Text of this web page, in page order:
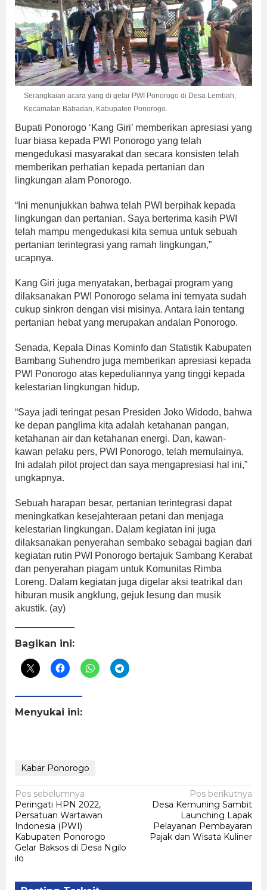
Serangkaian acara yang di gelar PWI Ponorogo di Desa Lembah,
Kecamatan Babadan, Kabupaten Ponorogo.
Bupati Ponorogo ‘Kang Giri’ memberikan apresiasi yang
luar biasa kepada PWI Ponorogo yang telah
mengedukasi masyarakat dan secara konsisten telah
memberikan perhatian kepada pertanian dan
lingkungan alam Ponorogo.
“Ini menunjukkan bahwa telah PWI berpihak kepada
lingkungan dan pertanian. Saya berterima kasih PWI
telah mampu mengedukasi kita semua untuk sebuah
pertanian terintegrasi yang ramah lingkungan,”
ucapnya.
Kang Giri juga menyatakan, berbagai program yang
dilaksanakan PWI Ponorogo selama ini ternyata sudah
cukup sinkron dengan visi misinya. Antara lain tentang
pertanian hebat yang merupakan andalan Ponorogo.
Senada, Kepala Dinas Kominfo dan Statistik Kabupaten
Bambang Suhendro juga memberikan apresiasi kepada
PWI Ponorogo atas kepeduliannya yang tinggi kepada
kelestarian lingkungan hidup.
“Saya jadi teringat pesan Presiden Joko Widodo, bahwa
ke depan panglima kita adalah ketahanan pangan,
ketahanan air dan ketahanan energi. Dan, kawan-
kawan pelaku pers, PWI Ponorogo, telah memulainya.
Ini adalah pilot project dan saya mengapresiasi hal ini,”
ungkapnya.
Sebuah harapan besar, pertanian terintegrasi dapat
meningkatkan kesejahteraan petani dan menjaga
kelestarian lingkungan. Dalam kegiatan ini juga
dilaksanakan penyerahan sembako sebagai bagian dari
kegiatan rutin PWI Ponorogo bertajuk Sambang Kerabat
dan penyerahan piagam untuk Komunitas Rimba
Loreng. Dalam kegiatan juga digelar aksi teatrikal dan
hiburan musik angklung, gejuk lesung dan musik
akustik. (ay)
Bagikan ini:
Menyukai ini:
Kabar Ponorogo
Navigasi
pos
Pos sebelumnya
Peringati HPN 2022,
Persatuan Wartawan
Indonesia (PWI)
Kabupaten Ponorogo
Gelar Baksos di Desa Ngilo
ilo
Pos berikutnya
Desa Kemuning Sambit
Launching Lapak
Pelayanan Pembayaran
Pajak dan Wisata Kuliner